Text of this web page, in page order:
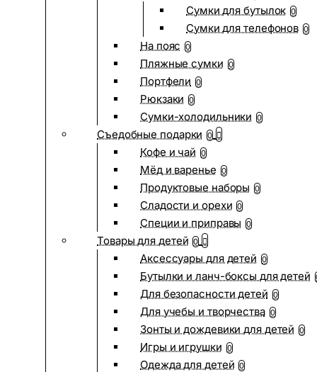
Сумки для бутылок 0
Сумки для телефонов 0
На пояс 0
Пляжные сумки 0
Портфели 0
Рюкзаки 0
Сумки-холодильники 0
Съедобные подарки 0
Кофе и чай 0
Мёд и варенье 0
Продуктовые наборы 0
Сладости и орехи 0
Специи и приправы 0
Товары для детей 0
Аксессуары для детей 0
Бутылки и ланч-боксы для детей
Для безопасности детей 0
Для учебы и творчества 0
Зонты и дождевики для детей 0
Игры и игрушки 0
Одежда для детей 0